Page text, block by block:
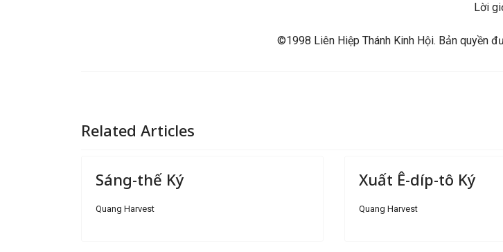
Lời
©1998 Liên Hiệp Thánh Kinh Hội. Bản quyền
Related Articles
Sáng-thế Ký
Quang Harvest
Xuất Ê-díp-tô Ký
Quang Harvest